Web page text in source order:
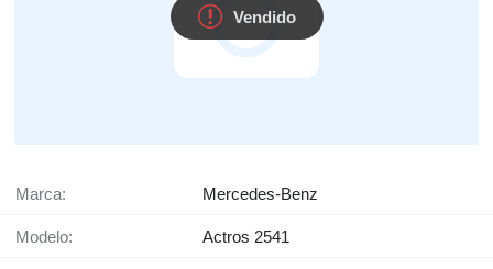
Vendido
Marca: Mercedes-Benz
Modelo: Actros 2541